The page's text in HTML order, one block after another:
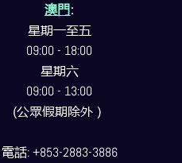
澳門:
星期一至五
09:00 - 18:00
星期六
09:00 - 13:00
(公眾假期除外）
電話: +853-2883-3886